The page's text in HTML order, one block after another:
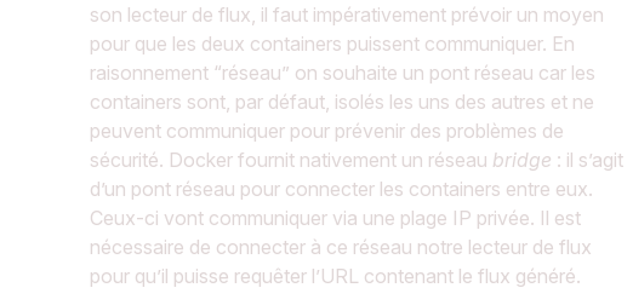
son lecteur de flux, il faut impérativement prévoir un moyen
pour que les deux containers puissent communiquer. En
raisonnement “réseau” on souhaite un pont réseau car les
containers sont, par défaut, isolés les uns des autres et ne
peuvent communiquer pour prévenir des problèmes de
sécurité. Docker fournit nativement un réseau bridge : il s’agit
d’un pont réseau pour connecter les containers entre eux.
Ceux-ci vont communiquer via une plage IP privée. Il est
nécessaire de connecter à ce réseau notre lecteur de flux
pour qu’il puisse requêter l’URL contenant le flux généré.